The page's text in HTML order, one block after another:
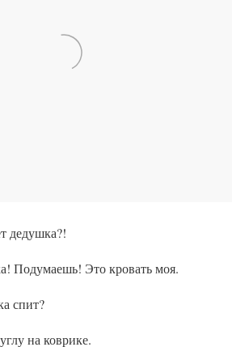
дедушка?!
Подумаешь! Это кровать моя.
спит?
на коврике.